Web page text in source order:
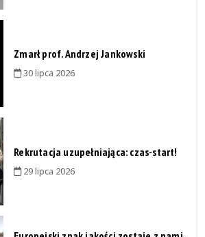
Zmarł prof. Andrzej Jankowski
30 lipca 2026
Rekrutacja uzupełniająca: czas-start!
29 lipca 2026